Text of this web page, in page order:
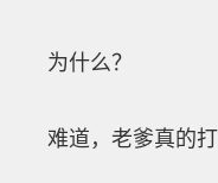
为什么？
难道，老爹真的打